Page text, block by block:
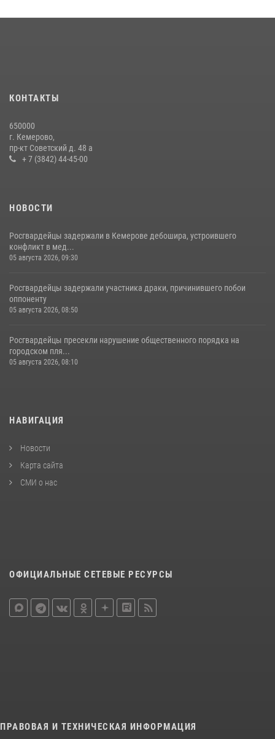
КОНТАКТЫ
650000
г. Кемерово,
пр-кт Советский д. 48 а
+ 7 (3842) 44-45-00
НОВОСТИ
Росгвардейцы задержали в Кемерове дебошира, устроившего
конфликт в мед...
05 августа 2026, 09:30
Росгвардейцы задержали участника драки, причинившего побои
оппоненту
05 августа 2026, 08:50
Росгвардейцы пресекли нарушение общественного порядка на
городском пля...
05 августа 2026, 08:10
НАВИГАЦИЯ
Новости
Карта сайта
СМИ о нас
ОФИЦИАЛЬНЫЕ СЕТЕВЫЕ РЕСУРСЫ
ПРАВОВАЯ И ТЕХНИЧЕСКАЯ ИНФОРМАЦИЯ